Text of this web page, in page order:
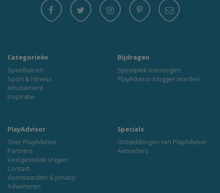
Categorieën
Speeltuinen
Sport & Fitness
Amusement
Inspiratie
Bijdragen
Speelplek toevoegen
PlayAdvisor blogger worden
PlayAdvisor
Over PlayAdvisor
Partners
Veelgestelde vragen
Contact
Voorwaarden & privacy
Adverteren
Specials
Ontdekkingen van PlayAdvisor
Aanraders